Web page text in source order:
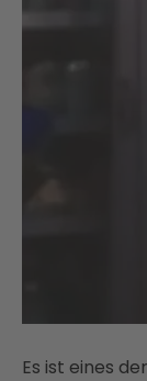
Es ist eines